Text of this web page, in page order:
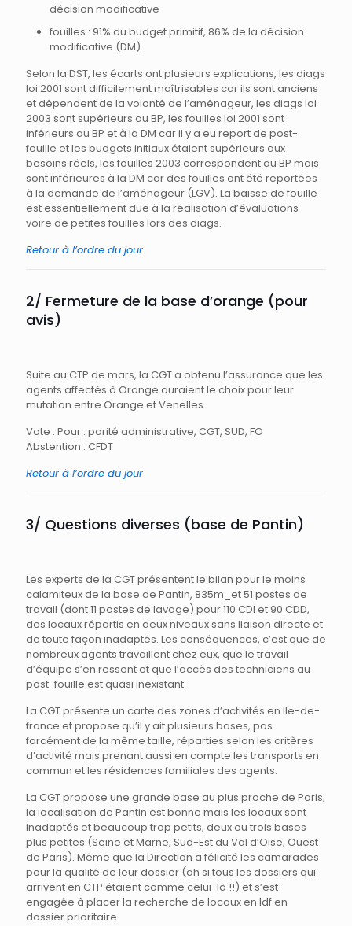
décision modificative
fouilles : 91% du budget primitif, 86% de la décision
modificative (DM)
Selon la DST, les écarts ont plusieurs explications, les diags
loi 2001 sont difficilement maîtrisables car ils sont anciens
et dépendent de la volonté de l’aménageur, les diags loi
2003 sont supérieurs au BP, les fouilles loi 2001 sont
inférieurs au BP et à la DM car il y a eu report de post-
fouille et les budgets initiaux étaient supérieurs aux
besoins réels, les fouilles 2003 correspondent au BP mais
sont inférieures à la DM car des fouilles ont été reportées
à la demande de l’aménageur (LGV). La baisse de fouille
est essentiellement due à la réalisation d’évaluations
voire de petites fouilles lors des diags.
Retour à l’ordre du jour
2/ Fermeture de la base d’orange (pour
avis)
Suite au CTP de mars, la CGT a obtenu l’assurance que les
agents affectés à Orange auraient le choix pour leur
mutation entre Orange et Venelles.
Vote : Pour : parité administrative, CGT, SUD, FO
Abstention : CFDT
Retour à l’ordre du jour
3/ Questions diverses (base de Pantin)
Les experts de la CGT présentent le bilan pour le moins
calamiteux de la base de Pantin, 835m_et 51 postes de
travail (dont 11 postes de lavage) pour 110 CDI et 90 CDD,
des locaux répartis en deux niveaux sans liaison directe et
de toute façon inadaptés. Les conséquences, c’est que de
nombreux agents travaillent chez eux, que le travail
d’équipe s’en ressent et que l’accès des techniciens au
post-fouille est quasi inexistant.
La CGT présente un carte des zones d’activités en Ile-de-
france et propose qu’il y ait plusieurs bases, pas
forcément de la même taille, réparties selon les critères
d’activité mais prenant aussi en compte les transports en
commun et les résidences familiales des agents.
La CGT propose une grande base au plus proche de Paris,
la localisation de Pantin est bonne mais les locaux sont
inadaptés et beaucoup trop petits, deux ou trois bases
plus petites (Seine et Marne, Sud-Est du Val d’Oise, Ouest
de Paris). Même que la Direction a félicité les camarades
pour la qualité de leur dossier (ah si tous les dossiers qui
arrivent en CTP étaient comme celui-là !!) et s’est
engagée à placer la recherche de locaux en Idf en
dossier prioritaire.